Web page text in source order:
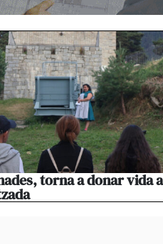
torna a donar